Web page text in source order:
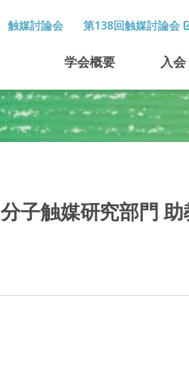
触媒討論会 第138回触媒討論会
学会概要 入会
分子触媒研究部門 助